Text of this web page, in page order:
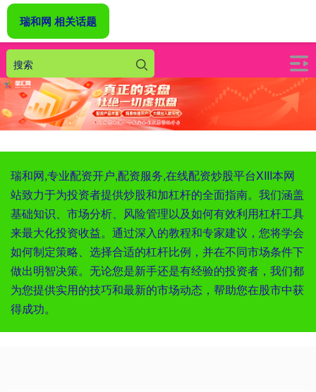
瑞和网,专业配资开户,配资服务,在线配资炒股平台XIII‌本网
站致力于为投资者提供炒股和加杠杆的全面指南。我们涵盖
基础知识、市场分析、风险管理以及如何有效利用杠杆工具
来最大化投资收益。通过深入的教程和专家建议，您将学会
如何制定策略、选择合适的杠杆比例，并在不同市场条件下
做出明智决策。无论您是新手还是有经验的投资者，我们都
为您提供实用的技巧和最新的市场动态，帮助您在股市中获
得成功。
瑞和网 相关话题